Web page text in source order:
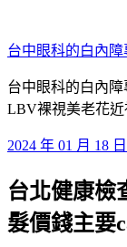
至
主
要
內
台中眼科的白內
台中眼科的白內
LBV裸視美老花近
發
於
2024 年 01 月 18 日
台北健康檢
髮價錢主要